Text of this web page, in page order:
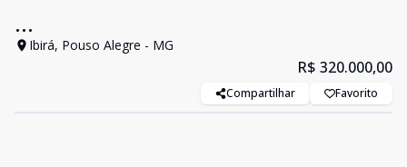
...
Ibirá, Pouso Alegre - MG
R$ 320.000,00
Compartilhar Favorito